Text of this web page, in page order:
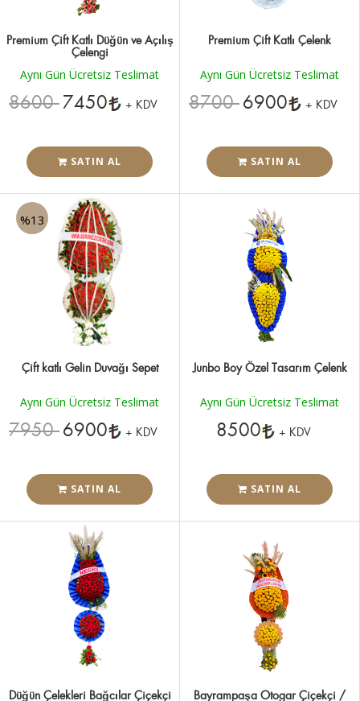
Premium Çift Katlı Düğün ve Açılış
Çelengi
Aynı Gün Ücretsiz Teslimat
86007450 + KDV
SATIN AL
Premium Çift Katlı Çelenk
Aynı Gün Ücretsiz Teslimat
87006900 + KDV
SATIN AL
%13
Çift katlı Gelin Duvağı Sepet
Aynı Gün Ücretsiz Teslimat
79506900 + KDV
SATIN AL
Junbo Boy Özel Tasarım Çelenk
Aynı Gün Ücretsiz Teslimat
8500 + KDV
SATIN AL
Düğün Çelekleri Bağcılar Çiçekçi
Bayrampaşa Otogar Çiçekçi /